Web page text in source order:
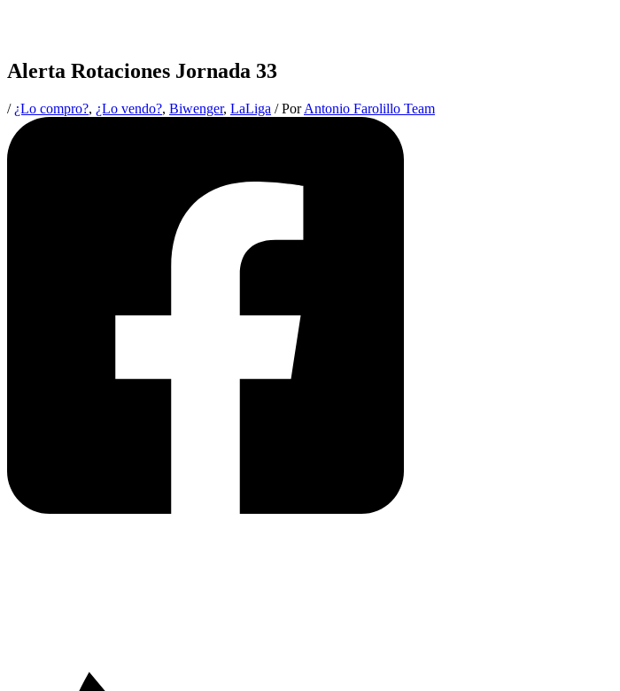
Alerta Rotaciones Jornada 33
/ ¿Lo compro?, ¿Lo vendo?, Biwenger, LaLiga / PorAntonio Farolillo Team